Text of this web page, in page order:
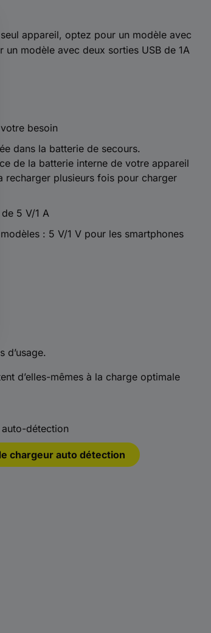
appareil, optez pour un modèle avec
un modèle avec deux sorties USB de 1A
besoin
dans la batterie de secours.
de la batterie interne de votre appareil
recharger plusieurs fois pour charger
5 V/1 A
: 5 V/1 V pour les smartphones
d’usage.
d’elles-mêmes à la charge optimale
détection
chargeur auto détection